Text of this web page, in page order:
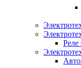
Реле